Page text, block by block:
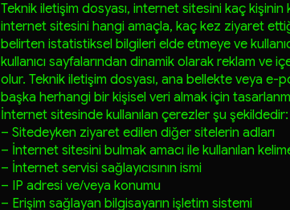
Teknik iletişim dosyası, internet sitesini kaç kişinin
internet sitesini hangi amaçla, kaç kez ziyaret
belirten istatistiksel bilgileri elde etmeye ve
kullanıcı sayfalarından dinamik olarak reklam ve
olur. Teknik iletişim dosyası, ana bellekte veya e-
başka herhangi bir kişisel veri almak için
İnternet sitesinde kullanılan çerezler şu şekildedir:
– Sitedeyken ziyaret edilen diğer sitelerin adları
– İnternet sitesini bulmak amacı ile kullanılan
– İnternet servisi sağlayıcısının ismi
– IP adresi ve/veya konumu
– Erişim sağlayan bilgisayarın işletim sistemi